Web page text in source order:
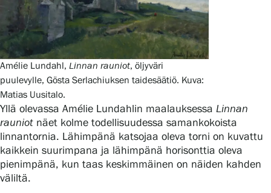
Kokoelmat ja museo
Serlachius Residenssi
SERLACHIUS+
Amélie Lundahl, Linnan rauniot, öljyväri
puulevylle, Gösta Serlachiuksen taidesäätiö. Kuva:
Matias Uusitalo.
Yllä olevassa Amélie Lundahlin maalauksessa Linnan
rauniot näet kolme todellisuudessa samankokoista
linnantornia. Lähimpänä katsojaa oleva torni on kuvattu
kaikkein suurimpana ja lähimpänä horisonttia oleva
pienimpänä, kun taas keskimmäinen on näiden kahden
väliltä.